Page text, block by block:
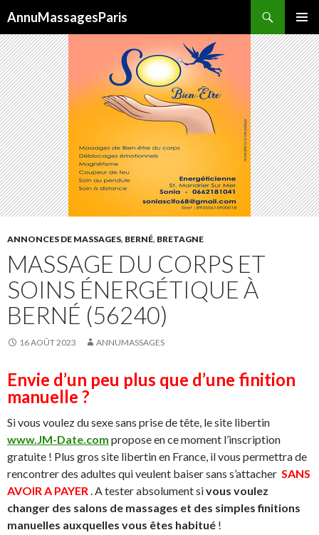
AnnuMassagesParis
MENU
AU
CONTENU
ANNONCES DE MASSAGES, BERNÉ, BRETAGNE
MASSAGE DU CORPS ET
SOINS ÉNERGÉTIQUE À
BERNÉ (56240)
16 AOÛT 2023 ANNUMASSAGES
Envie d’un peu plus que d’une finition
manuelle ?
Si vous voulez du sexe sans prise de tête, le site libertin
www.JM-Date.com propose en ce moment l’inscription
gratuite ! Plus gros site libertin en France, il vous permettra de
rencontrer des adultes qui veulent baiser sans s’attacher SANS
AVOIR A PAYER. A tester absolument sivous voulez
changer des salons de massages et des simples finitions
manuelles auxquelles vous êtes habitué !